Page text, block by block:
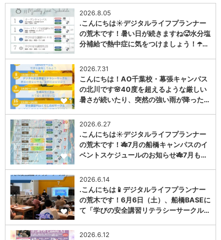
1
2026.8.05
.こんにちは☀️デジタルライフプランナー
の荒木です！暑い日が続きますね🥵水分塩
分補給で熱中症に気をつけましょう！☂️…
1
2026.7.31
こんにちは！AO千葉校・幕張キャンパス
の北川です🌸40度を超えるような厳しい
暑さが続いたり、突然の強い雨が降った…
1
2026.6.27
.こんにちは☀️デジタルライフプランナー
の荒木です！🎋7月の船橋キャンパスのイ
ベントスケジュールのお知らせ🎋7月も…
1
2026.6.14
.こんにちは📱デジタルライフプランナー
の荒木です！6月6日（土）、船橋BASEに
て「学びの安全講習リテラシーサークル…
2026.6.12